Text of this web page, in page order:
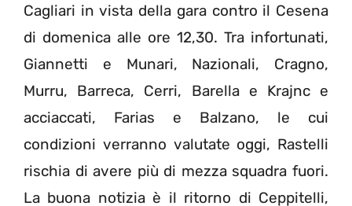
Cagliari in vista della gara contro il Cesena
di domenica alle ore 12,30. Tra infortunati,
Giannetti e Munari, Nazionali, Cragno,
Murru, Barreca, Cerri, Barella e Krajnc e
acciaccati, Farias e Balzano, le cui
condizioni verranno valutate oggi, Rastelli
rischia di avere più di mezza squadra fuori.
La buona notizia è il ritorno di Ceppitelli,